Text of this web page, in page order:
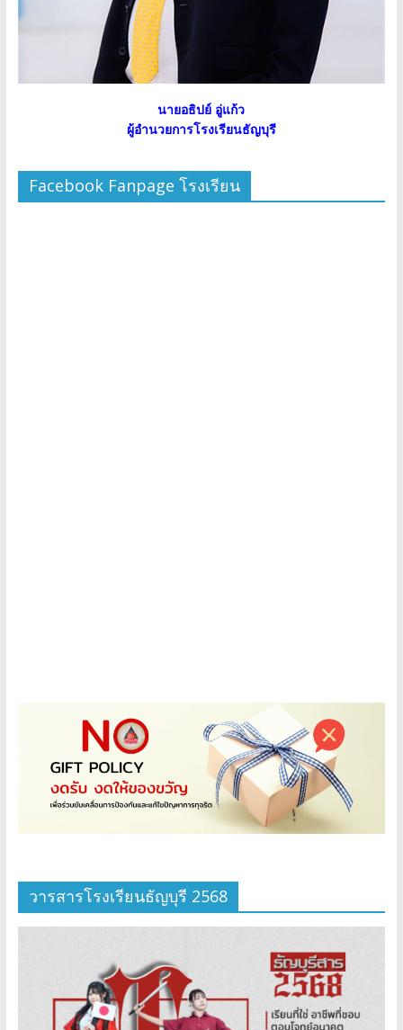
นายอธิปย์ อู่แก้ว
ผู้อำนวยการโรงเรียนธัญบุรี
Facebook Fanpage โรงเรียน
วารสารโรงเรียนธัญบุรี 2568